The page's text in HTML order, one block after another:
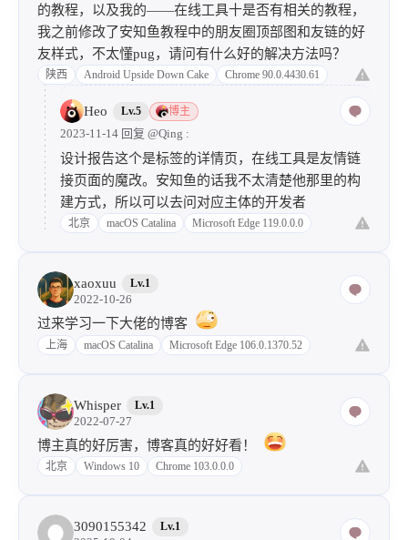
的教程，以及我的——在线工具十是否有相关的教程，
我之前修改了安知鱼教程中的朋友圈顶部图和友链的好
友样式，不太懂pug，请问有什么好的解决方法吗？
陕西 Android Upside Down Cake Chrome 90.0.4430.61
Heo Lv.5 博主
2023-11-14 回复 @Qing :
设计报告这个是标签的详情页，在线工具是友情链
接页面的魔改。安知鱼的话我不太清楚他那里的构
建方式，所以可以去问对应主体的开发者
北京 macOS Catalina Microsoft Edge 119.0.0.0
xaoxuu Lv.1
2022-10-26
过来学习一下大佬的博客
上海 macOS Catalina Microsoft Edge 106.0.1370.52
Whisper Lv.1
2022-07-27
博主真的好厉害，博客真的好好看！
北京 Windows 10 Chrome 103.0.0.0
3090155342 Lv.1